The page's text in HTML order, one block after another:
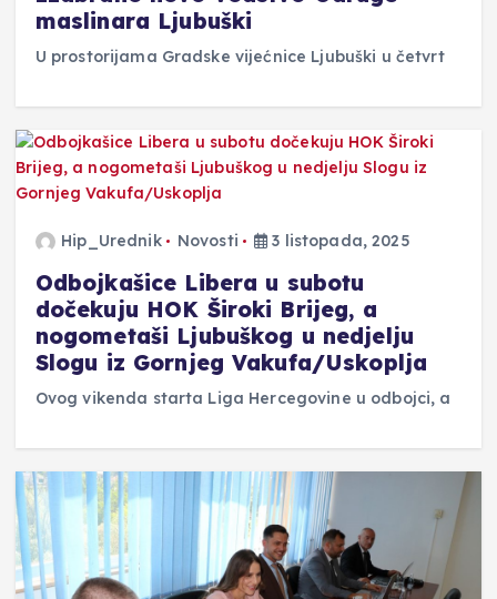
maslinara Ljubuški
U prostorijama Gradske vijećnice Ljubuški u četvrt
Hip_Urednik Novosti 3 listopada, 2025
Odbojkašice Libera u subotu
dočekuju HOK Široki Brijeg, a
nogometaši Ljubuškog u nedjelju
Slogu iz Gornjeg Vakufa/Uskoplja
Ovog vikenda starta Liga Hercegovine u odbojci, a